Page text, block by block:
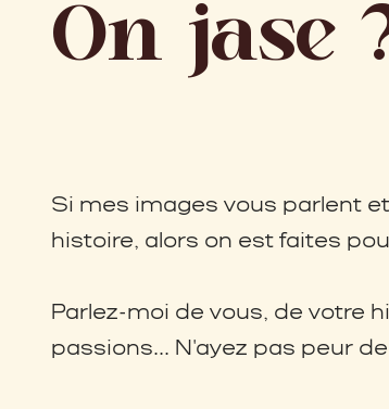
On jase
Si mes images vous parlent
histoire, alors on est faites
Parlez-moi de vous, de votre
passions... N'ayez pas peur